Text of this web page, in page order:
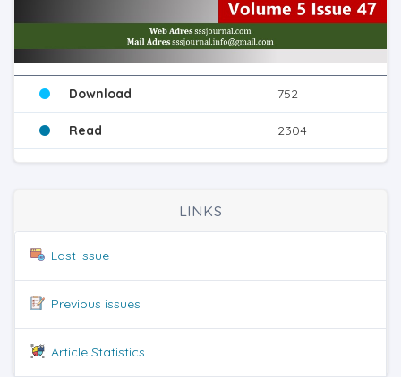
Download 752
Read 2304
LINKS
Last issue
Previous issues
Article Statistics